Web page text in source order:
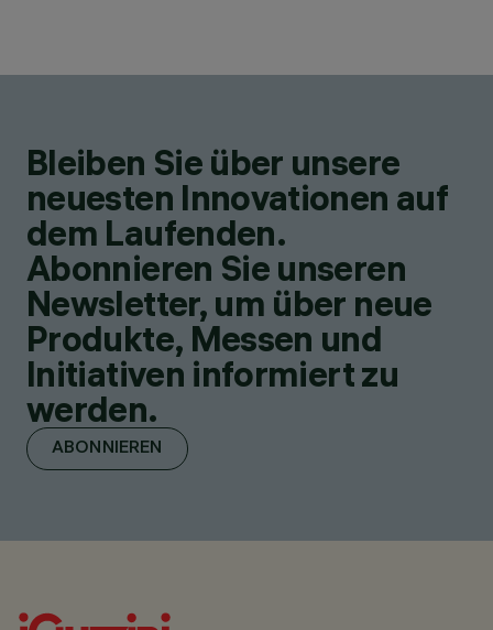
Bleiben Sie über unsere
neuesten Innovationen auf
dem Laufenden.
Abonnieren Sie unseren
Newsletter, um über neue
Produkte, Messen und
Initiativen informiert zu
werden.
ABONNIEREN